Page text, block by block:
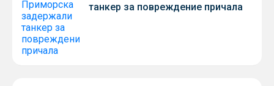
танкер за повреждение причала